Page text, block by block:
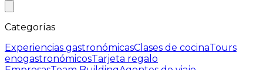
Categorías
Experiencias gastronómicasClases de cocinaTours
enogastronómicosTarjeta regalo